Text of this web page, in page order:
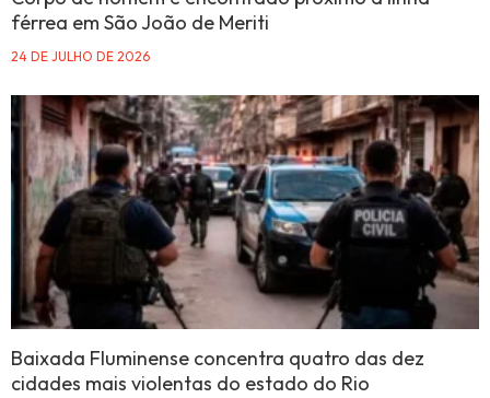
férrea em São João de Meriti
24 DE JULHO DE 2026
Baixada Fluminense concentra quatro das dez
cidades mais violentas do estado do Rio